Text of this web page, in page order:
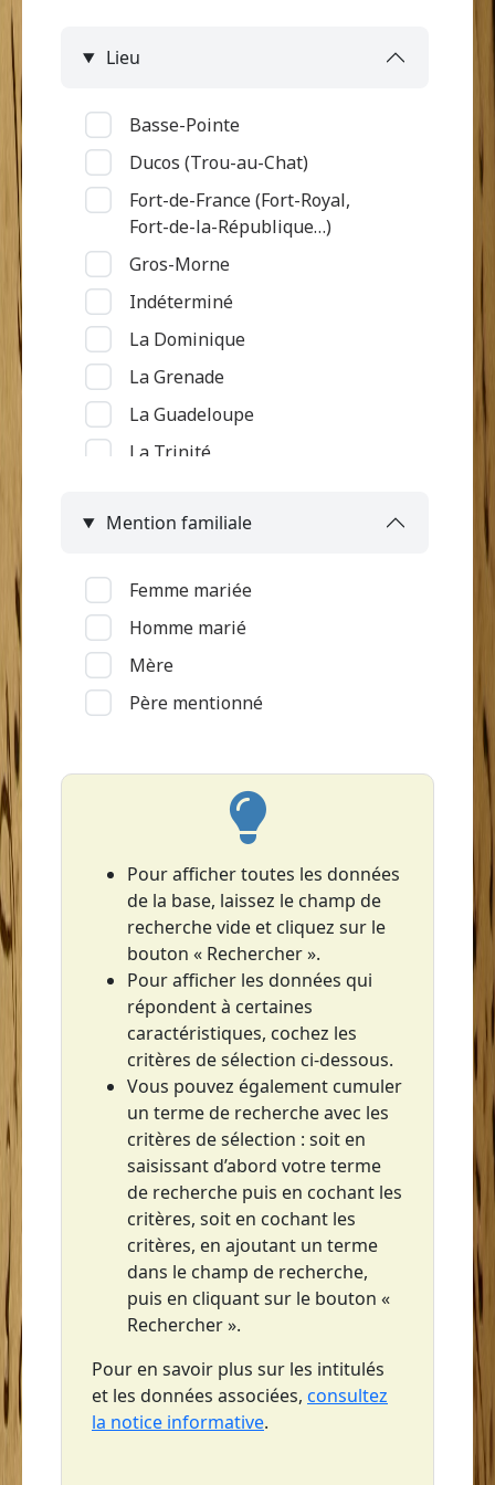
Lieu
Basse-Pointe
Ducos (Trou-au-Chat)
Fort-de-France (Fort-Royal,
Fort-de-la-République…)
Gros-Morne
Indéterminé
La Dominique
La Grenade
La Guadeloupe
La Trinité
Le François
Le Lorrain (Grand'Anse)
Le Marin
Le Prêcheur
Le Robert
Les Trois-Îlets
Macouba
Rivière-Pilote
Rivière-Salée
Saint-Esprit
Saint-Pierre
Sainte-Anne
Sainte-Luce
Sainte-Lucie
Sainte-Marie
Mention familiale
Femme mariée
Homme marié
Mère
Père mentionné
Pour afficher toutes les données
de la base, laissez le champ de
recherche vide et cliquez sur le
bouton « Rechercher ».
Pour afficher les données qui
répondent à certaines
caractéristiques, cochez les
critères de sélection ci-dessous.
Vous pouvez également cumuler
un terme de recherche avec les
critères de sélection : soit en
saisissant d’abord votre terme
de recherche puis en cochant les
critères, soit en cochant les
critères, en ajoutant un terme
dans le champ de recherche,
puis en cliquant sur le bouton «
Rechercher ».
Pour en savoir plus sur les intitulés
et les données associées, consultez
la notice informative.